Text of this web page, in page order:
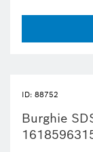
ID: 88752
Burghie